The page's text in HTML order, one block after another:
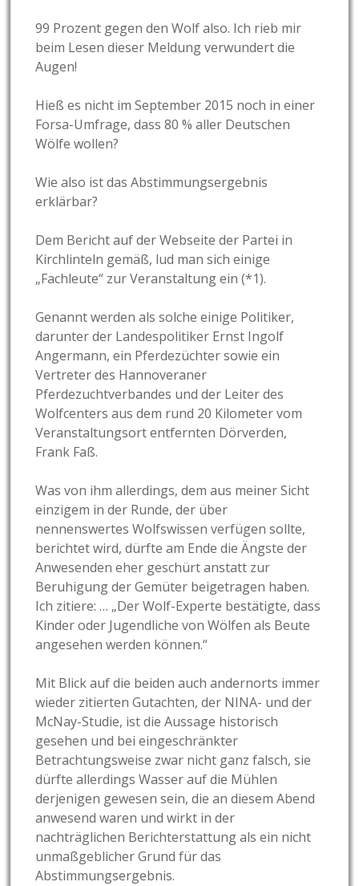
99 Prozent gegen den Wolf also. Ich rieb mir
beim Lesen dieser Meldung verwundert die
Augen!
Hieß es nicht im September 2015 noch in einer
Forsa-Umfrage, dass 80 % aller Deutschen
Wölfe wollen?
Wie also ist das Abstimmungsergebnis
erklärbar?
Dem Bericht auf der Webseite der Partei in
Kirchlinteln gemäß, lud man sich einige
„Fachleute“ zur Veranstaltung ein (*1).
Genannt werden als solche einige Politiker,
darunter der Landespolitiker Ernst Ingolf
Angermann, ein Pferdezüchter sowie ein
Vertreter des Hannoveraner
Pferdezuchtverbandes und der Leiter des
Wolfcenters aus dem rund 20 Kilometer vom
Veranstaltungsort entfernten Dörverden,
Frank Faß.
Was von ihm allerdings, dem aus meiner Sicht
einzigem in der Runde, der über
nennenswertes Wolfswissen verfügen sollte,
berichtet wird, dürfte am Ende die Ängste der
Anwesenden eher geschürt anstatt zur
Beruhigung der Gemüter beigetragen haben.
Ich zitiere: … „Der Wolf-Experte bestätigte, dass
Kinder oder Jugendliche von Wölfen als Beute
angesehen werden können.“
Mit Blick auf die beiden auch andernorts immer
wieder zitierten Gutachten, der NINA- und der
McNay-Studie, ist die Aussage historisch
gesehen und bei eingeschränkter
Betrachtungsweise zwar nicht ganz falsch, sie
dürfte allerdings Wasser auf die Mühlen
derjenigen gewesen sein, die an diesem Abend
anwesend waren und wirkt in der
nachträglichen Berichterstattung als ein nicht
unmaßgeblicher Grund für das
Abstimmungsergebnis.